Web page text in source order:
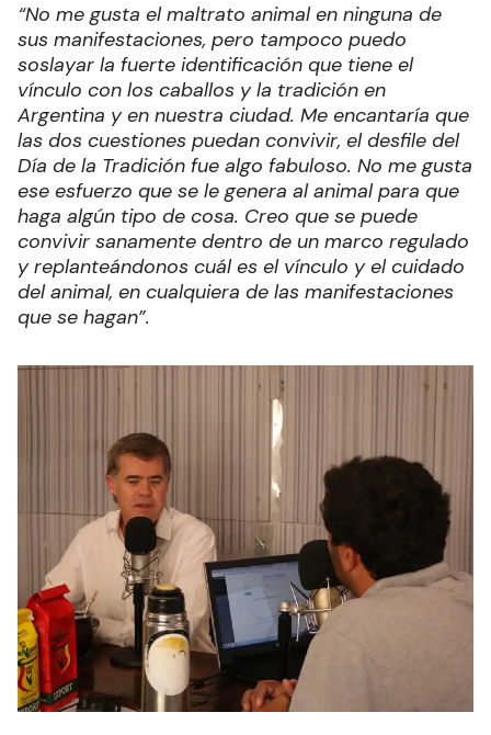
“No me gusta el maltrato animal en ninguna de
sus manifestaciones, pero tampoco puedo
soslayar la fuerte identificación que tiene el
vínculo con los caballos y la tradición en
Argentina y en nuestra ciudad. Me encantaría que
las dos cuestiones puedan convivir, el desfile del
Día de la Tradición fue algo fabuloso. No me gusta
ese esfuerzo que se le genera al animal para que
haga algún tipo de cosa. Creo que se puede
convivir sanamente dentro de un marco regulado
y replanteándonos cuál es el vínculo y el cuidado
del animal, en cualquiera de las manifestaciones
que se hagan”.